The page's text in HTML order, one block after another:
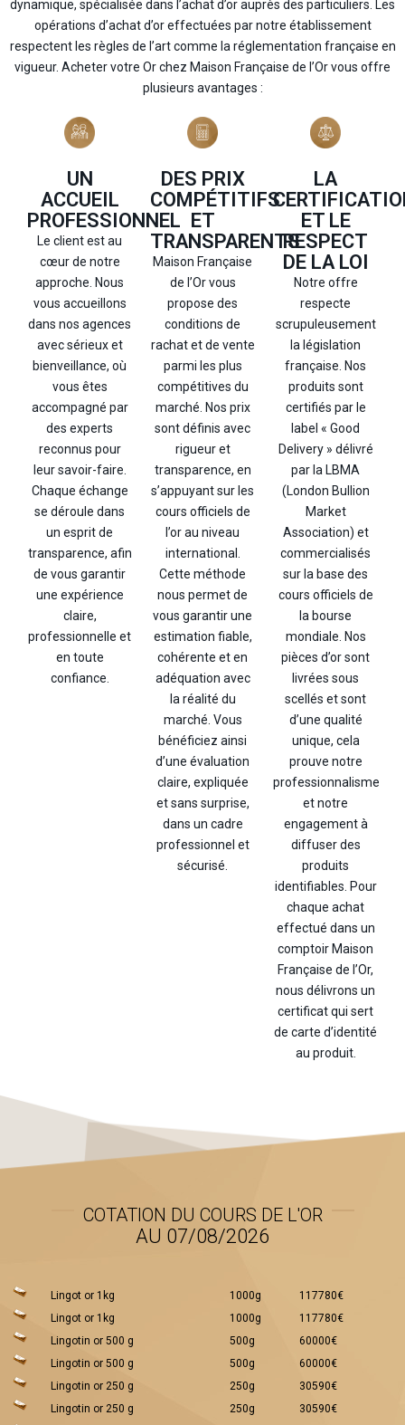
dynamique, spécialisée dans l’achat d’or auprès des particuliers. Les
opérations d’achat d’or effectuées par notre établissement
respectent les règles de l’art comme la réglementation française en
vigueur. Acheter votre Or chez Maison Française de l’Or vous offre
plusieurs avantages :
UN
ACCUEIL
PROFESSIONNEL
Le client est au
cœur de notre
approche. Nous
vous accueillons
dans nos agences
avec sérieux et
bienveillance, où
vous êtes
accompagné par
des experts
reconnus pour
leur savoir-faire.
Chaque échange
se déroule dans
un esprit de
transparence, afin
de vous garantir
une expérience
claire,
professionnelle et
en toute
confiance.
DES PRIX
COMPÉTITIFS
ET
TRANSPARENTS
Maison Française
de l’Or vous
propose des
conditions de
rachat et de vente
parmi les plus
compétitives du
marché. Nos prix
sont définis avec
rigueur et
transparence, en
s’appuyant sur les
cours officiels de
l’or au niveau
international.
Cette méthode
nous permet de
vous garantir une
estimation fiable,
cohérente et en
adéquation avec
la réalité du
marché. Vous
bénéficiez ainsi
d’une évaluation
claire, expliquée
et sans surprise,
dans un cadre
professionnel et
sécurisé.
LA
ET LE
RESPECT
DE LA LOI
Notre offre
respecte
scrupuleusement
la législation
française. Nos
produits sont
certifiés par le
label « Good
Delivery » délivré
par la LBMA
(London Bullion
Market
Association) et
commercialisés
sur la base des
cours officiels de
la bourse
mondiale. Nos
pièces d’or sont
livrées sous
scellés et sont
d’une qualité
unique, cela
prouve notre
professionnalisme
et notre
engagement à
diffuser des
produits
identifiables. Pour
chaque achat
effectué dans un
comptoir Maison
Française de l’Or,
nous délivrons un
certificat qui sert
de carte d’identité
au produit.
COTATION DU COURS DE L'OR
AU 07/08/2026
Lingot or 1kg 1000g
117780€
Lingot or 1kg
1000g
117780€
Lingotin or 500 g
500g
60000€
Lingotin or 500 g
500g
60000€
Lingotin or 250 g
250g
30590€
Lingotin or 250 g
250g 30590€